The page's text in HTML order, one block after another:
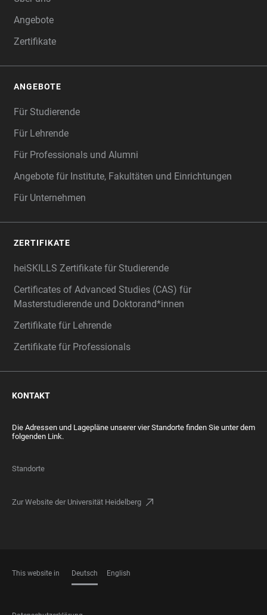
Angebote
Zertifikate
ANGEBOTE
Für Studierende
Für Lehrende
Für Professionals und Alumni
Angebote für Institute, Fakultäten und Einrichtungen
Für Unternehmen
ZERTIFIKATE
heiSKILLS Zertifikate für Studierende
Certificates of Advanced Studies (CAS) für
Masterstudierende und Doktorand*innen
Zertifikate für Lehrende
Zertifikate für Professionals
KONTAKT
Die Adressen und Lagepläne unserer vier Standorte finden Sie unter dem
folgenden Link.
Standorte
Zur Website der Universität Heidelberg
This website in Deutsch English